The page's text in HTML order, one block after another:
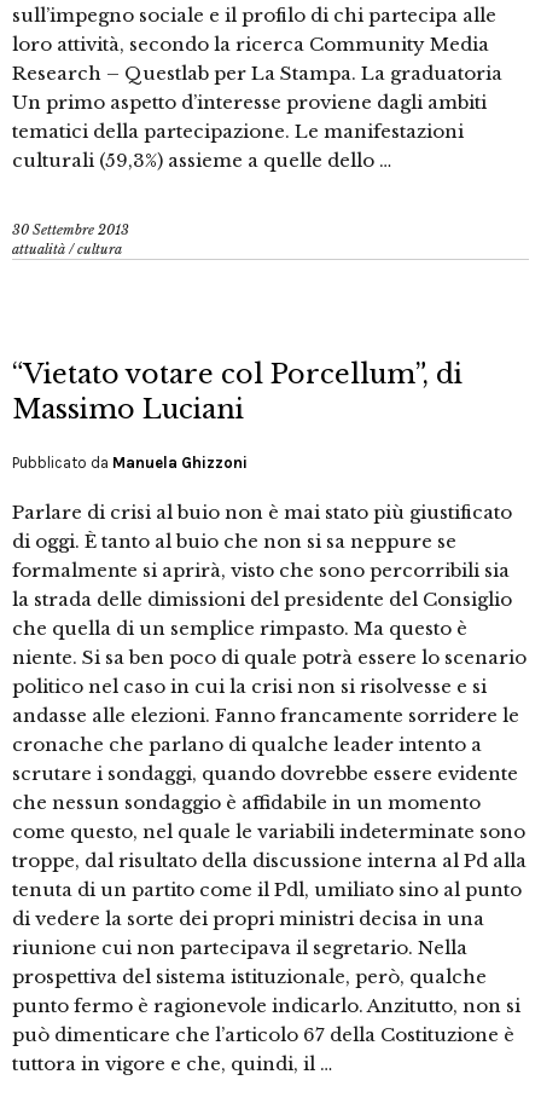
sull’impegno sociale e il profilo di chi partecipa alle
loro attività, secondo la ricerca Community Media
Research – Questlab per La Stampa. La graduatoria
Un primo aspetto d’interesse proviene dagli ambiti
tematici della partecipazione. Le manifestazioni
culturali (59,3%) assieme a quelle dello …
30 Settembre 2013
attualità /cultura
“Vietato votare col Porcellum”, di
Massimo Luciani
Pubblicato da Manuela Ghizzoni
Parlare di crisi al buio non è mai stato più giustificato
di oggi. È tanto al buio che non si sa neppure se
formalmente si aprirà, visto che sono percorribili sia
la strada delle dimissioni del presidente del Consiglio
che quella di un semplice rimpasto. Ma questo è
niente. Si sa ben poco di quale potrà essere lo scenario
politico nel caso in cui la crisi non si risolvesse e si
andasse alle elezioni. Fanno francamente sorridere le
cronache che parlano di qualche leader intento a
scrutare i sondaggi, quando dovrebbe essere evidente
che nessun sondaggio è affidabile in un momento
come questo, nel quale le variabili indeterminate sono
troppe, dal risultato della discussione interna al Pd alla
tenuta di un partito come il Pdl, umiliato sino al punto
di vedere la sorte dei propri ministri decisa in una
riunione cui non partecipava il segretario. Nella
prospettiva del sistema istituzionale, però, qualche
punto fermo è ragionevole indicarlo. Anzitutto, non si
può dimenticare che l’articolo 67 della Costituzione è
tuttora in vigore e che, quindi, il …